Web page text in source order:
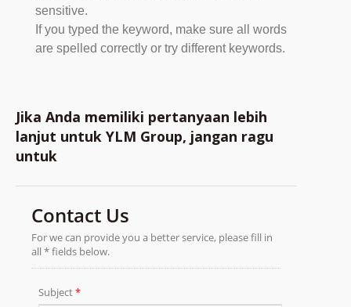
sensitive.
If you typed the keyword, make sure all words
are spelled correctly or try different keywords.
Jika Anda memiliki pertanyaan lebih
lanjut untuk YLM Group, jangan ragu
untuk